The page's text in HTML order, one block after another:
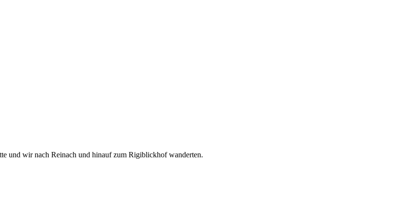
und wir nach Reinach und hinauf zum Rigiblickhof wanderten.